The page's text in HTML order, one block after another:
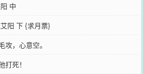
中
阳 下 {求月票}
攻，心意空。
死！